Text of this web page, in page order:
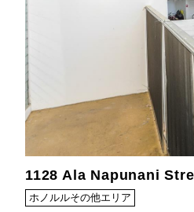
1128 Ala Napunani
ホノルルその他エリア